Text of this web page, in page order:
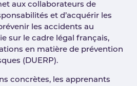
aux collaborateurs de
et d’acquérir les
les accidents au
sur le cadre légal français,
en matière de prévention
(DUERP).
concrètes, les apprenants